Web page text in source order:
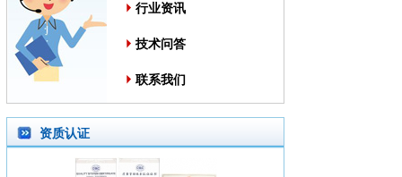
行业资讯
技术问答
联系我们
资质认证